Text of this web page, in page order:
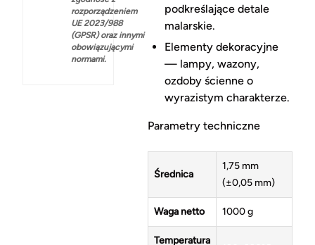
rozporządzeniem
UE 2023/988
(GPSR) oraz innymi
obowiązującymi
normami.
podkreślające detale
malarskie.
Elementy dekoracyjne
— lampy, wazony,
ozdoby ścienne o
wyrazistym charakterze.
Parametry techniczne
Średnica
1,75 mm
(±0,05 mm)
Waga netto 1000 g
Temperatura